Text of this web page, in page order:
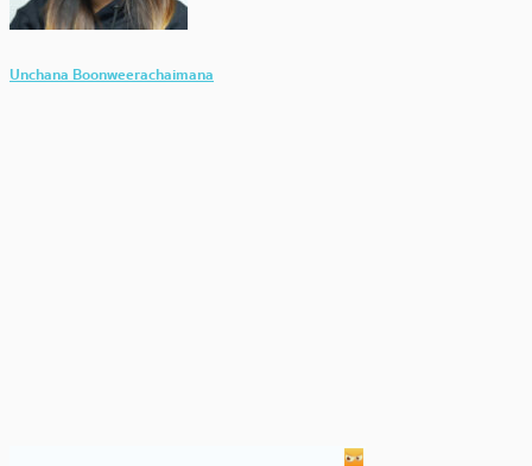
Unchana Boonweerachaimana